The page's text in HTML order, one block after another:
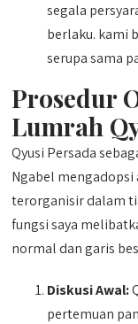
segala
berlaku. kami
serupa sama
Prosedur
Lumrah
Qyusi Persada
Ngabel
terorganisir dalam
fungsi saya
normal dan garis
Diskusi Awal:
pertemuan